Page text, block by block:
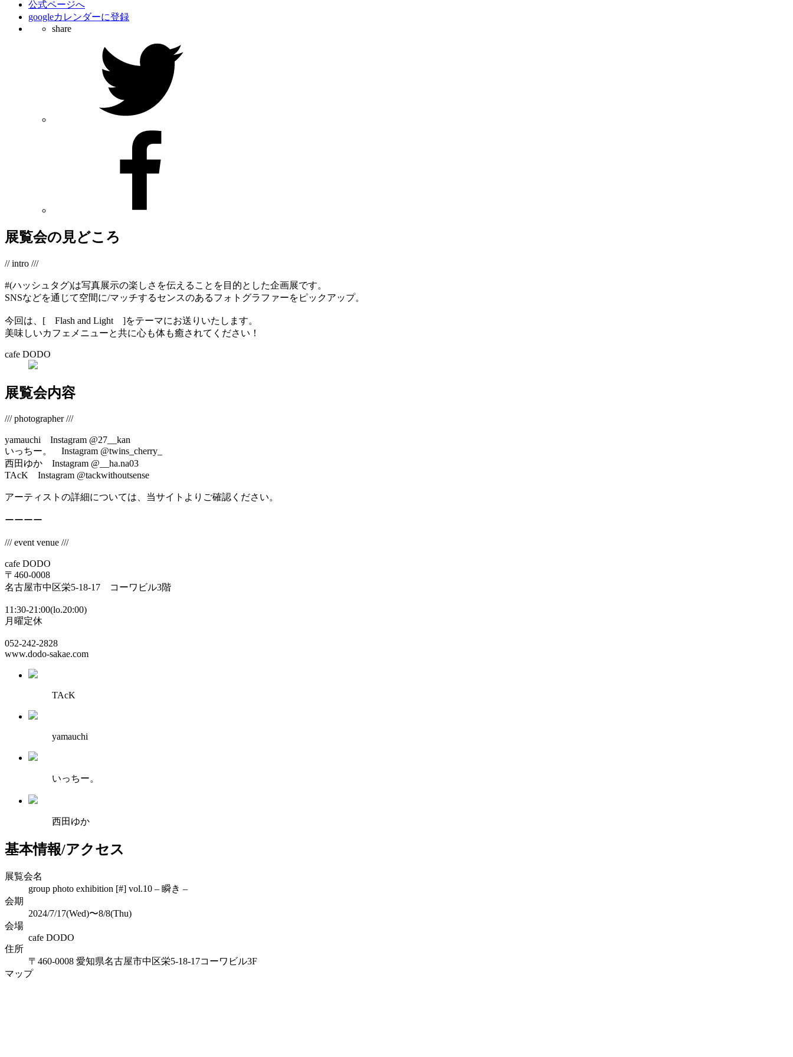
公式ページへ
googleカレンダーに登録
share
展覧会の見どころ
// intro ///
#(ハッシュタグ)は写真展示の楽しさを伝えることを目的とした企画展です。
SNSなどを通じて空間に/マッチするセンスのあるフォトグラファーをピックアップ。
今回は、[ Flash and Light ]をテーマにお送りいたします。
美味しいカフェメニューと共に心も体も癒されてください！
cafe DODO
展覧会内容
/// photographer ///
yamauchi Instagram @27__kan
いっちー。 Instagram @twins_cherry_
西田ゆか Instagram @__ha.na03
TAcK Instagram @tackwithoutsense
アーティストの詳細については、当サイトよりご確認ください。
ーーーー
/// event venue ///
cafe DODO
〒460-0008
名古屋市中区栄5-18-17 コーワビル3階
11:30-21:00(lo.20:00)
月曜定休
052-242-2828
www.dodo-sakae.com
TAcK
yamauchi
いっちー。
西田ゆか
基本情報/アクセス
展覧会名
group photo exhibition [#] vol.10 – 瞬き –
会期
2024/7/17(Wed)〜8/8(Thu)
会場
cafe DODO
住所
〒460-0008 愛知県名古屋市中区栄5-18-17コーワビル3F
マップ